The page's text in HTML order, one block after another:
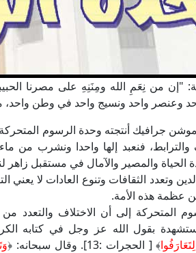
"إن من نِعَمِ الله ومِنَنِهِ على مصرنا
وعنصر واحد ونسيج واحد في وطن واحد،
جرافيك أنتجته وحدة الرسوم المتحركة
والترابط، فنعبد إلها واحدا ونشرب
الحياة والمصير والآمال في مستقبل زاهر
وتعدد الثقافات وتنوع العادات لا
عظمة هذه الأمة.
المتحركة إلى أن الاختلاف والتعدد
بقول الله عز وجل في كتابه
﴾ [ الحجرات :13]. وقال سبحانه: ﴿